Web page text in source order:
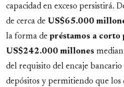
capacidad en exceso persistirá.
de cerca de US$65.000
la forma de préstamos a corto
US$242.000 millones
del requisito del encaje
depósitos y permitiendo que los